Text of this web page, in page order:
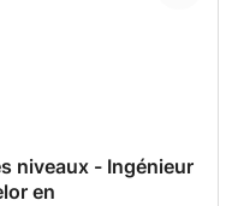
Je
systèmes scolaires
level) et peux donner
niveaux - Ingénieur
en